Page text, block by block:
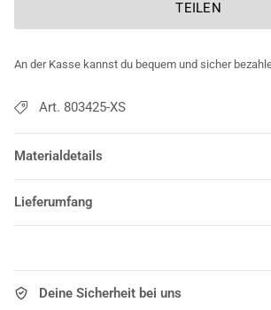
TEILEN
An der Kasse kannst du bequem und sicher
Art. 803425-XS
Materialdetails
Lieferumfang
Deine Sicherheit bei uns